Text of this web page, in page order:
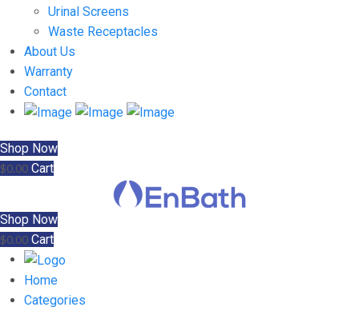
Urinal Screens
Waste Receptacles
About Us
Warranty
Contact
Shop Now
$0.00 Cart
Shop Now
$0.00 Cart
Home
Categories